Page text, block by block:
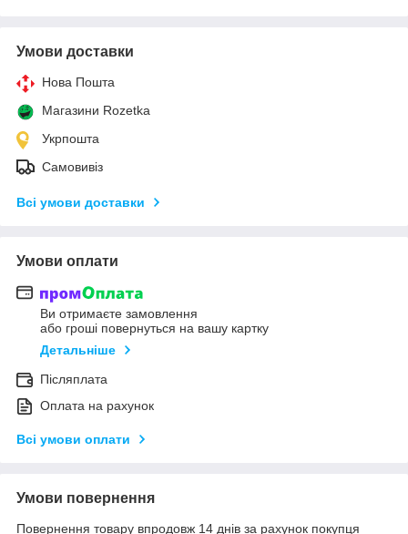
Умови доставки
Нова Пошта
Магазини Rozetka
Укрпошта
Самовивіз
Всі умови доставки
Умови оплати
Ви отримаєте замовлення
або гроші повернуться на вашу картку
Детальніше
Післяплата
Оплата на рахунок
Всі умови оплати
Умови повернення
Повернення товару впродовж 14 днів за рахунок покупця